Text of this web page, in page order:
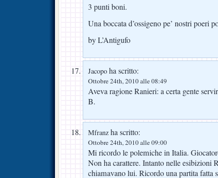
3 punti boni.
Una boccata d’ossigeno pe’ nostri poeri
by L’Antigufo
Jacopo ha scritto:
Ottobre 24th, 2010 alle 08:49
Aveva ragione Ranieri: a certa gente
B.
Mfranz ha scritto:
Ottobre 24th, 2010 alle 09:00
Mi ricordo le polemiche in Italia.
Non ha carattere. Intanto nelle
chiamavano lui. Ricordo una partita fatta